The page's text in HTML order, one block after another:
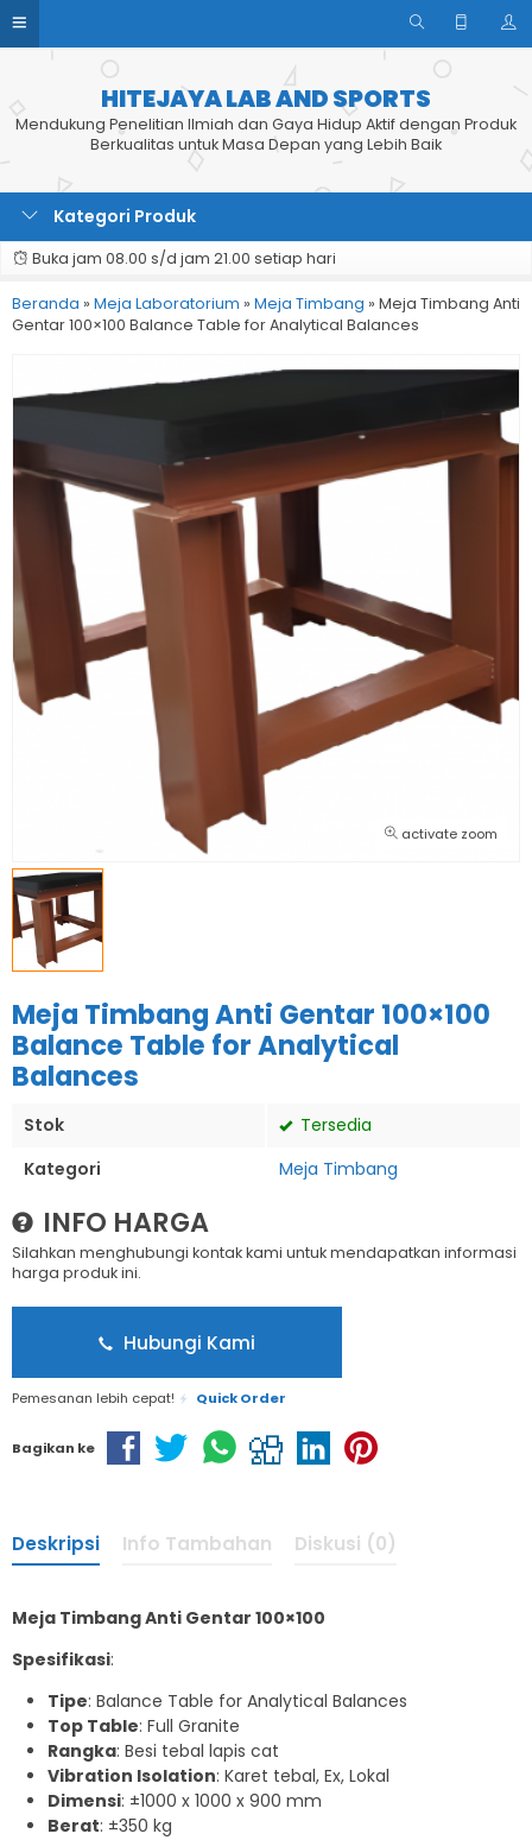
HITEJAYA LAB AND SPORTS
Mendukung Penelitian Ilmiah dan Gaya Hidup Aktif dengan Produk
Berkualitas untuk Masa Depan yang Lebih Baik
Kategori Produk
Buka jam 08.00 s/d jam 21.00 setiap hari
Beranda » Meja Laboratorium » Meja Timbang » Meja Timbang Anti
Gentar 100×100 Balance Table for Analytical Balances
activate zoom
Meja Timbang Anti Gentar 100×100
Balance Table for Analytical
Balances
Stok
Tersedia
Kategori
Meja Timbang
INFO HARGA
Silahkan menghubungi kontak kami untuk mendapatkan informasi
harga produk ini.
Hubungi Kami
Pemesanan lebih cepat! Quick Order
Bagikan ke
Deskripsi Info Tambahan Diskusi (0)
Meja Timbang Anti Gentar 100×100
Spesifikasi:
Tipe: Balance Table for Analytical Balances
Top Table: Full Granite
Rangka: Besi tebal lapis cat
Vibration Isolation: Karet tebal, Ex, Lokal
Dimensi: ±1000 x 1000 x 900 mm
Berat: ±350 kg